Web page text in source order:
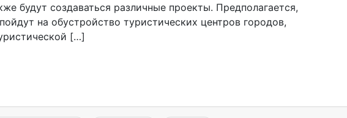
будут создаваться различные проекты. Предполагается,
на обустройство туристических центров городов,
[…]